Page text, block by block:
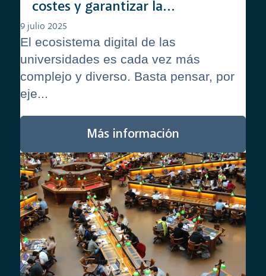
costes y garantizar la
continuidad del negocio
9 julio 2025
El ecosistema digital de las
universidades es cada vez más
complejo y diverso. Basta pensar, por
eje...
Más información